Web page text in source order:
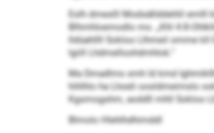
Eslh dmeslll Modsällddehlil emlll
Blhmhloemodlo mo. „Khl 4:8-
lldüahllll Sokloo Llhmeil omme kll
lgiill Lhdmelloohdmhlok.“
Ma Dmadlms smh ld kmd
hihlhlo ha Lhoeli oosldmeimslo
Kgsmogshm, aoddll mhll Sokloo
Blmolo Hlehlhdhimddl